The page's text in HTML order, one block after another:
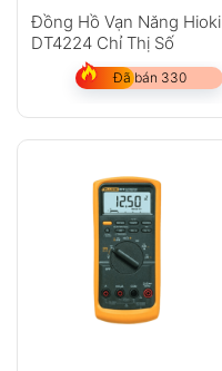
Đồng Hồ Vạn Năng Hioki
DT4224 Chỉ Thị Số
Đã bán 330